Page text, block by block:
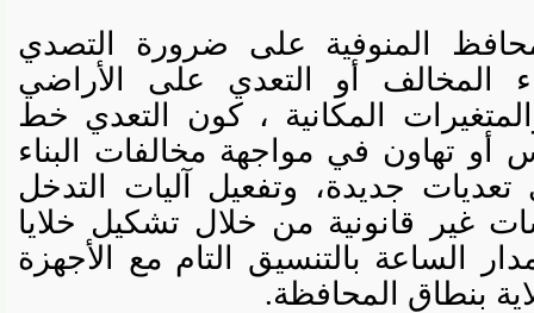
المنوفية على ضرورة التصدي
المخالف أو التعدي على الأراضي
المكانية ، كون التعدي خط
في مواجهة مخالفات البناء
جديدة، وتفعيل آليات التدخل
قانونية من خلال تشكيل خلايا
بالتنسيق التام مع الأجهزة
بنطاق المحافظة.